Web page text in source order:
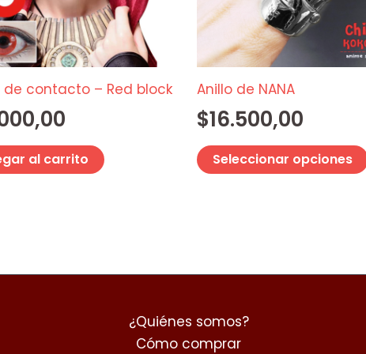
de contacto – Red block
al carrito
Anillo de NANA
$16.500,00
Seleccionar opciones
¿Quiénes somos?
Cómo comprar